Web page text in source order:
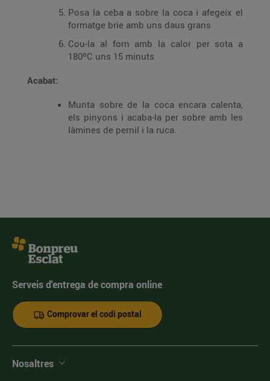
Posa la ceba a sobre la coca i afegeix el
formatge brie amb uns daus grans
Cou-la al forn amb la calor per sota a
180ºC uns 15 minuts
Acabat:
Munta sobre de la coca encara calenta,
els pinyons i acaba-la per sobre amb les
làmines de pernil i la ruca.
Serveis d'entrega de compra online
Comprovar el codi postal
Nosaltres